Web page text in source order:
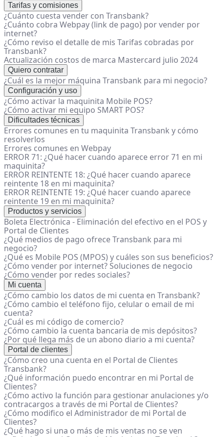
Tarifas y comisiones
¿Cuánto cuesta vender con Transbank?
¿Cuánto cobra Webpay (link de pago) por vender por
internet?
¿Cómo reviso el detalle de mis Tarifas cobradas por
Transbank?
Actualización costos de marca Mastercard julio 2024
Quiero contratar
¿Cuál es la mejor máquina Transbank para mi negocio?
Configuración y uso
¿Cómo activar la maquinita Mobile POS?
¿Cómo activar mi equipo SMART POS?
Dificultades técnicas
Errores comunes en tu maquinita Transbank y cómo
resolverlos
Errores comunes en Webpay
ERROR 71: ¿Qué hacer cuando aparece error 71 en mi
maquinita?
ERROR REINTENTE 18: ¿Qué hacer cuando aparece
reintente 18 en mi maquinita?
ERROR REINTENTE 19: ¿Qué hacer cuando aparece
reintente 19 en mi maquinita?
Productos y servicios
Boleta Electrónica - Eliminación del efectivo en el POS y
Portal de Clientes
¿Qué medios de pago ofrece Transbank para mi
negocio?
¿Qué es Mobile POS (MPOS) y cuáles son sus beneficios?
¿Cómo vender por internet? Soluciones de negocio
¿Cómo vender por redes sociales?
Mi cuenta
¿Cómo cambio los datos de mi cuenta en Transbank?
¿Cómo cambio el teléfono fijo, celular o email de mi
cuenta?
¿Cuál es mi código de comercio?
¿Cómo cambio la cuenta bancaria de mis depósitos?
¿Por qué llega más de un abono diario a mi cuenta?
Portal de clientes
¿Cómo creo una cuenta en el Portal de Clientes
Transbank?
¿Qué información puedo encontrar en mi Portal de
Clientes?
¿Cómo activo la función para gestionar anulaciones y/o
contracargos a través de mi Portal de Clientes?
¿Cómo modifico el Administrador de mi Portal de
Clientes?
¿Qué hago si una o más de mis ventas no se ven